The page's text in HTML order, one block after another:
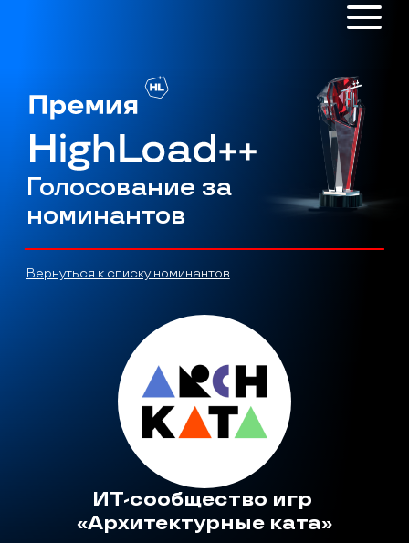
Голосование за
номинантов
Вернуться к списку номинантов
ИТ-сообщество игр
«Архитектурные ката»